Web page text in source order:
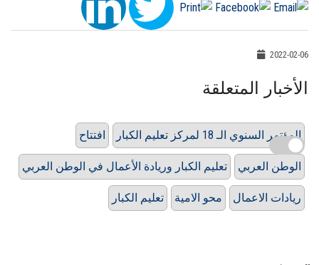
2022-02-06
الأخبار المتعلقة
افتتاح المؤتمر السنوي الـ 18 لمركز تعليم الكبار
تعليم الكبار وريادة الأعمال في الوطن العربي الوطن العربي
تعليم الكبار محو الامية ريادات الاعمال